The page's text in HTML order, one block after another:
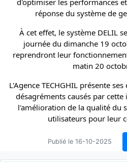
d'optimiser les performances
réponse du système de
À cet effet, le système DELIL
journée du dimanche 19
reprendront leur
matin 20
L'Agence TECHGHIL présente
désagréments causés par
l'amélioration de la qualité du
utilisateurs pour leur
Publié le 16-10-2025